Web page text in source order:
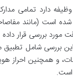
وظیفه دارد تمامی
است (مانند
مورد بررسی قرار
بررسی شامل
و همچنین احراز
است.